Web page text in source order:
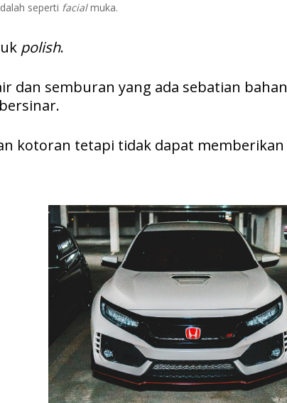
seperti facialmuka.
polish.
dan semburan yang ada sebatian
kotoran tetapi tidak dapat